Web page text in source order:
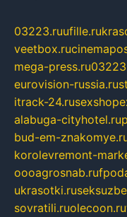
03223.ruufille.ru
veetbox.ru
mega-press.ru
eurovision-russia.ru
itrack-24.ru
alabuga-cityhotel.ru
bud-em-
korolevremont-
oooagrosnab.ru
ukrasotki.ru
sovratili.ruolecoon.ru